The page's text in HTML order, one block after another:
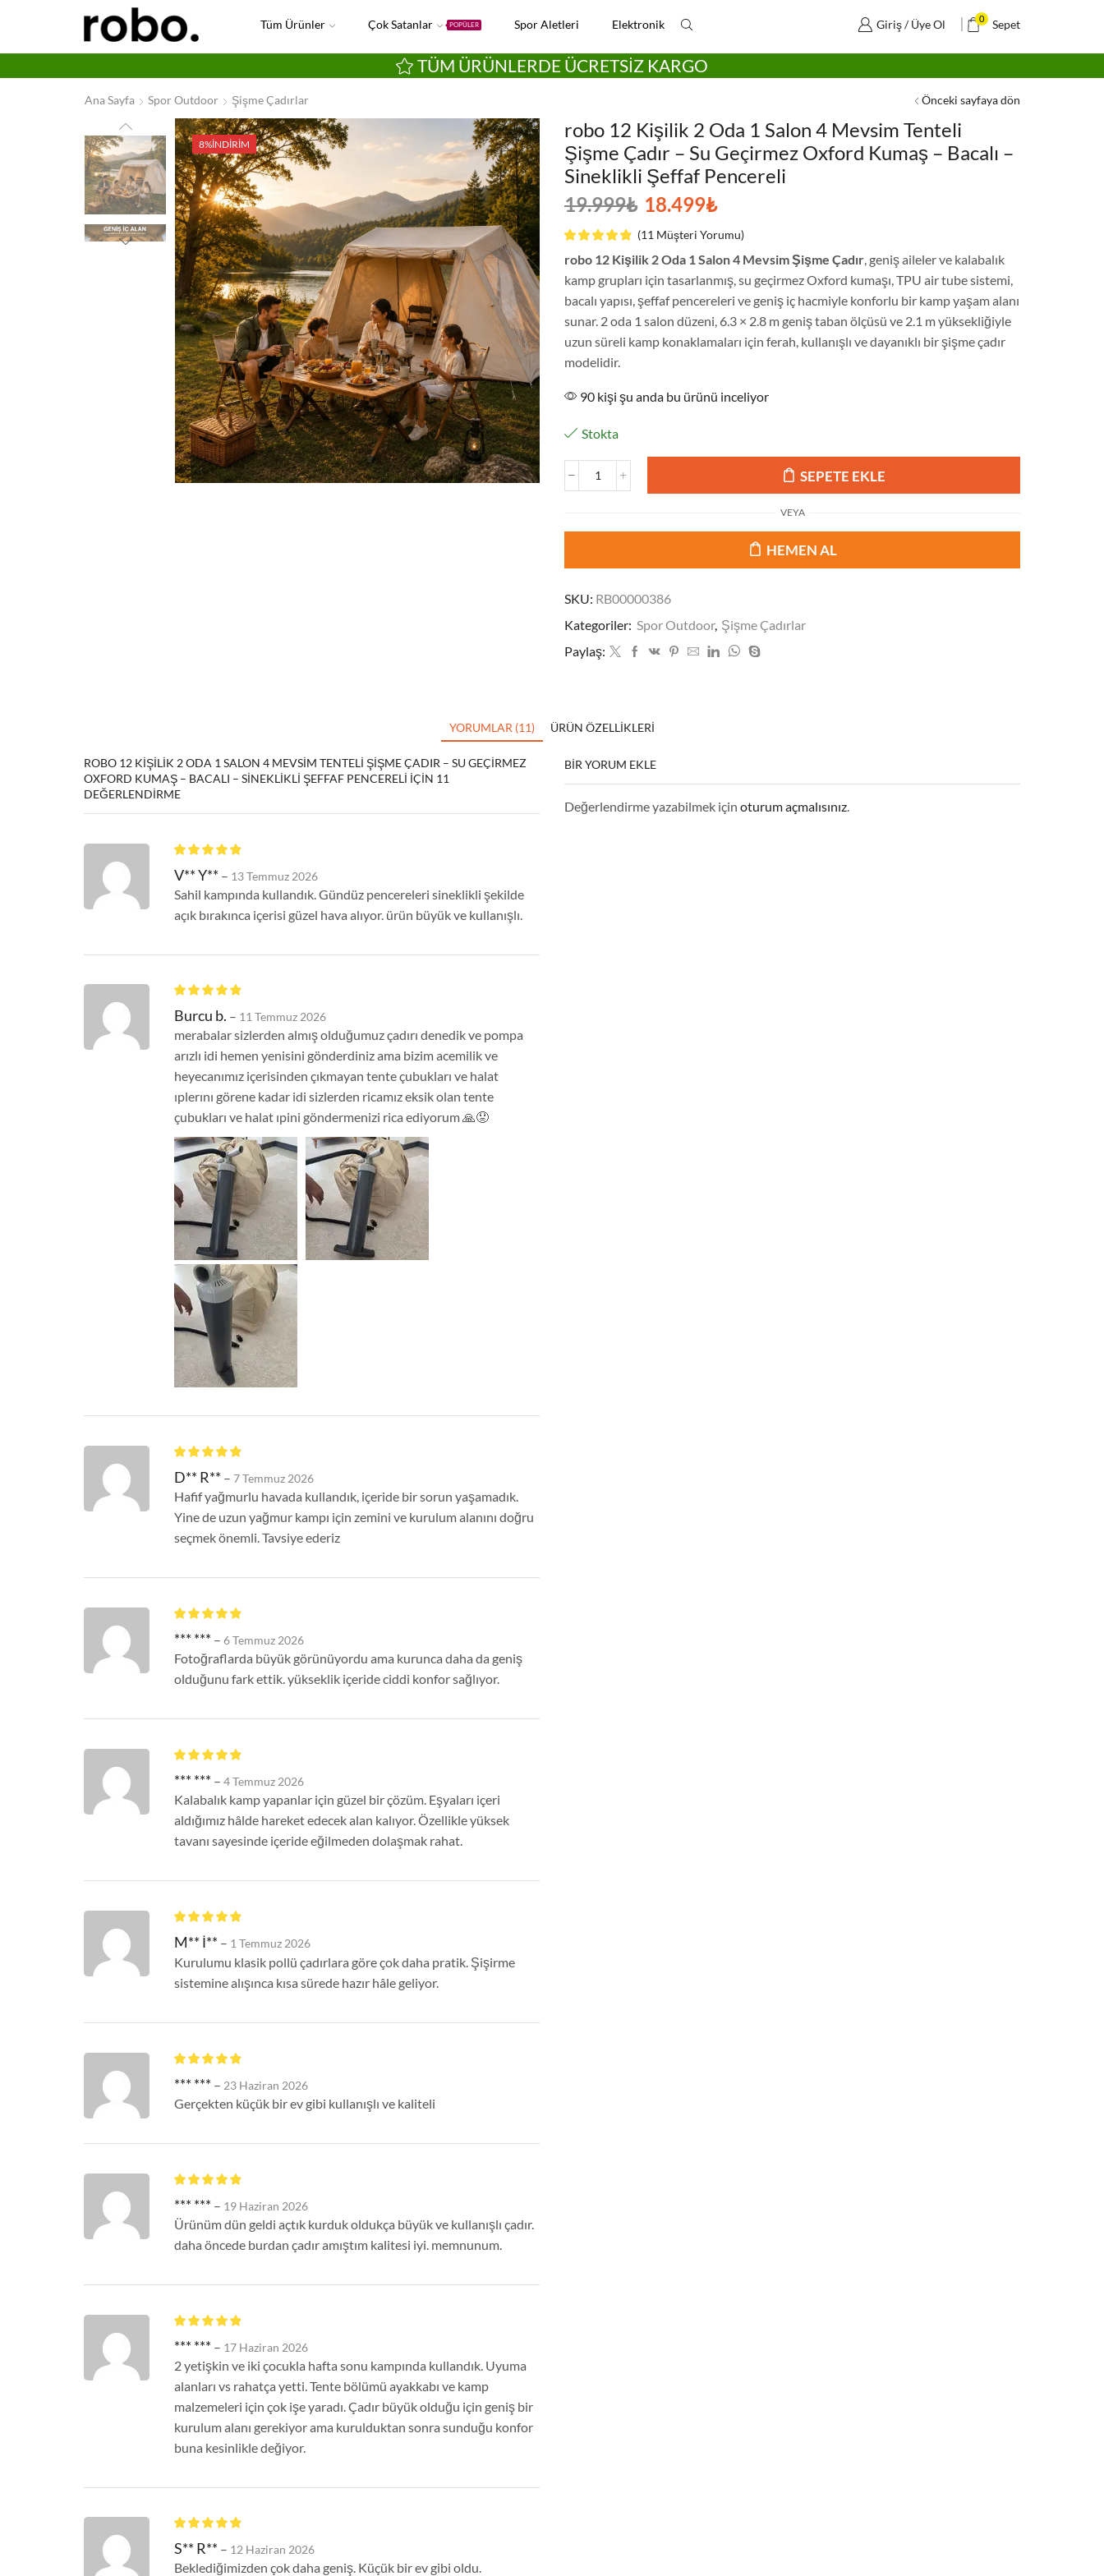
Tüm Ürünler Çok Satanlar POPÜLER Spor Aletleri Elektronik Giriş / Üye Ol 0 Sepet
TÜM ÜRÜNLERDE ÜCRETSIZ KARGO
Ana Sayfa Spor Outdoor Şişme Çadırlar Önceki sayfaya dön
8%İNDIRIM
video
robo 12 Kişilik 2 Oda 1 Salon 4 Mevsim Tenteli
Şişme Çadır – Su Geçirmez Oxford Kumaş – Bacalı –
Sineklikli Şeffaf Pencereli
19.999₺ 18.499₺
(11 Müşteri Yorumu)
robo 12 Kişilik 2 Oda 1 Salon 4 Mevsim Şişme Çadır, geniş aileler ve kalabalık
kamp grupları için tasarlanmış, su geçirmez Oxford kumaşı, TPU air tube sistemi,
bacalı yapısı, şeffaf pencereleri ve geniş iç hacmiyle konforlu bir kamp yaşam alanı
sunar. 2 oda 1 salon düzeni, 6.3 × 2.8 m geniş taban ölçüsü ve 2.1 m yüksekliğiyle
uzun süreli kamp konaklamaları için ferah, kullanışlı ve dayanıklı bir şişme çadır
modelidir.
90 kişi şu anda bu ürünü inceliyor
Stokta
SEPETE EKLE
VEYA
HEMEN AL
SKU: RB00000386
Kategoriler: Spor Outdoor, Şişme Çadırlar
Paylaş:
YORUMLAR (11) ÜRÜN ÖZELLIKLERI
ROBO 12 KIŞILIK 2 ODA 1 SALON 4 MEVSIM TENTELI ŞIŞME ÇADIR – SU GEÇIRMEZ
OXFORD KUMAŞ – BACALI – SINEKLIKLI ŞEFFAF PENCERELI IÇIN 11
DEĞERLENDIRME
V** Y** – 13 Temmuz 2026
Sahil kampında kullandık. Gündüz pencereleri sineklikli şekilde
açık bırakınca içerisi güzel hava alıyor. ürün büyük ve kullanışlı.
Burcu b. – 11 Temmuz 2026
merabalar sizlerden almış olduğumuz çadırı denedik ve pompa
arızlı idi hemen yenisini gönderdiniz ama bizim acemilik ve
heyecanımız içerisinden çıkmayan tente çubukları ve halat
ıplerını görene kadar idi sizlerden ricamız eksik olan tente
çubukları ve halat ıpini göndermenizi rica ediyorum 🙏😟
D** R** – 7 Temmuz 2026
Hafif yağmurlu havada kullandık, içeride bir sorun yaşamadık.
Yine de uzun yağmur kampı için zemini ve kurulum alanını doğru
seçmek önemli. Tavsiye ederiz
*** *** – 6 Temmuz 2026
Fotoğraflarda büyük görünüyordu ama kurunca daha da geniş
olduğunu fark ettik. yükseklik içeride ciddi konfor sağlıyor.
*** *** – 4 Temmuz 2026
Kalabalık kamp yapanlar için güzel bir çözüm. Eşyaları içeri
aldığımız hâlde hareket edecek alan kalıyor. Özellikle yüksek
tavanı sayesinde içeride eğilmeden dolaşmak rahat.
M** İ** – 1 Temmuz 2026
Kurulumu klasik pollü çadırlara göre çok daha pratik. Şişirme
sistemine alışınca kısa sürede hazır hâle geliyor.
*** *** – 23 Haziran 2026
Gerçekten küçük bir ev gibi kullanışlı ve kaliteli
*** *** – 19 Haziran 2026
Ürünüm dün geldi açtık kurduk oldukça büyük ve kullanışlı çadır.
daha öncede burdan çadır amıştım kalitesi iyi. memnunum.
*** *** – 17 Haziran 2026
2 yetişkin ve iki çocukla hafta sonu kampında kullandık. Uyuma
alanları vs rahatça yetti. Tente bölümü ayakkabı ve kamp
malzemeleri için çok işe yaradı. Çadır büyük olduğu için geniş bir
kurulum alanı gerekiyor ama kurulduktan sonra sunduğu konfor
buna kesinlikle değiyor.
S** R** – 12 Haziran 2026
Beklediğimizden çok daha geniş. Küçük bir ev gibi oldu.
BIR YORUM EKLE
Değerlendirme yazabilmek için oturum açmalısınız